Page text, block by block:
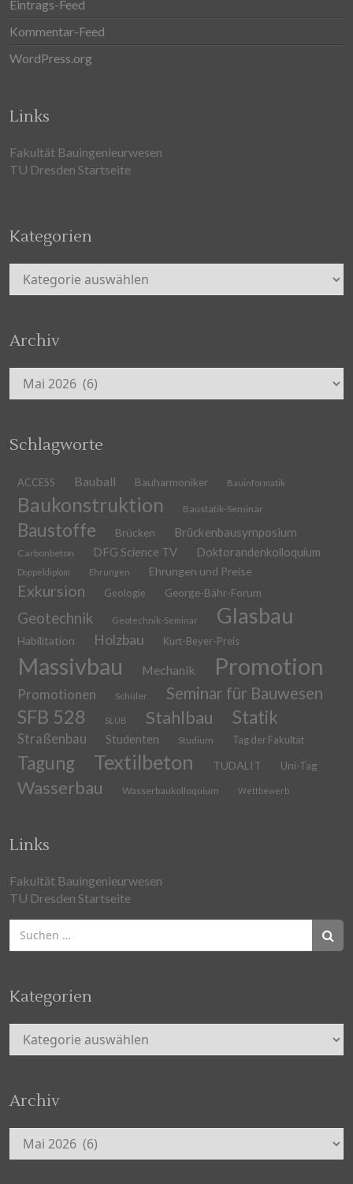
Eintrags-Feed
Kommentar-Feed
WordPress.org
Links
Fakultät Bauingenieurwesen
TU Dresden Startseite
Kategorien
Kategorien
Archiv
Archiv
Schlagworte
ACCESS Bauball Bauharmoniker Bauinformatik
Baukonstruktion Baustatik-Seminar
Baustoffe Brücken Brückenbausymposium
Carbonbeton DFG Science TV Doktorandenkolloquium
Doppeldiplom Ehrungen Ehrungen und Preise
Exkursion Geologie George-Bähr-Forum
Geotechnik Geotechnik-Seminar Glasbau
Habilitation Holzbau Kurt-Beyer-Preis
Massivbau Mechanik Promotion
Promotionen Schüler Seminar für Bauwesen
SFB 528 SLUB Stahlbau Statik
Straßenbau Studenten Studium Tag der Fakultät
Tagung Textilbeton TUDALIT Uni-Tag
Wasserbau Wasserbaukolloquium Wettbewerb
Links
Fakultät Bauingenieurwesen
TU Dresden Startseite
Suchen
nach:
Kategorien
Kategorien
Archiv
Archiv